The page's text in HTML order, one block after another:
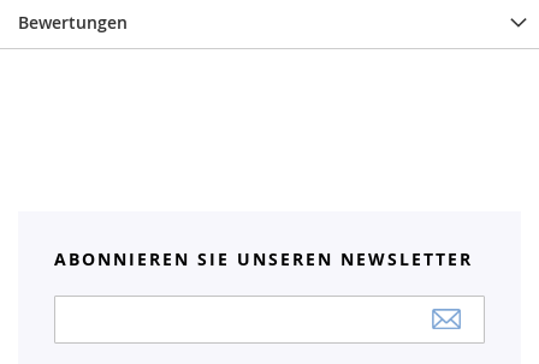
Bewertungen
ABONNIEREN SIE UNSEREN NEWSLETTER
Newsletter: